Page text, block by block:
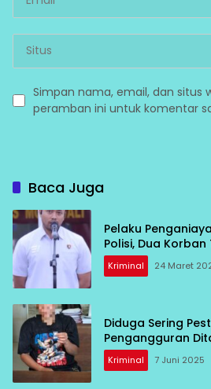
Simpan nama, email, dan situs
peramban ini untuk komentar
Baca Juga
Pelaku
Polisi, Dua
Kriminal 24 Maret
Diduga Sering
Pengangguran
Kriminal 7 Juni 2025